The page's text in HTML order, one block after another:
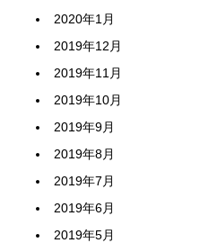
2020年1月
2019年12月
2019年11月
2019年10月
2019年9月
2019年8月
2019年7月
2019年6月
2019年5月